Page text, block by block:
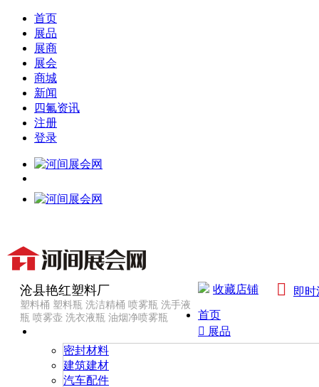
首页
展品
展商
展会
商城
新闻
四氟资讯
注册
登录
沧县艳红塑料厂
塑料桶 塑料瓶 洗洁精桶 喷雾瓶 洗手液
瓶 喷雾壶 洗衣液瓶 油烟净喷雾瓶
收藏店铺 
即
首页
 展品
密封材料
建筑建材
汽车配件